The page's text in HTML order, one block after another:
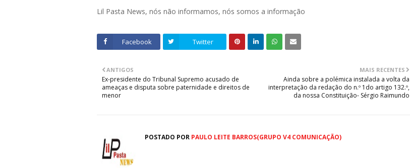
Lil Pasta News, nós não informamos, nós somos a informação
Facebook Twitter
MAIS RECENTES
Ainda sobre a polémica instalada a volta da
interpretação da redação do n.º 1do artigo 132.º,
da nossa Constituição- Sérgio Raimundo
ANTIGOS
Ex-presidente do Tribunal Supremo acusado de
ameaças e disputa sobre paternidade e direitos de
menor
POSTADO POR PAULO LEITE BARROS(GRUPO V4 COMUNICAÇÃO)